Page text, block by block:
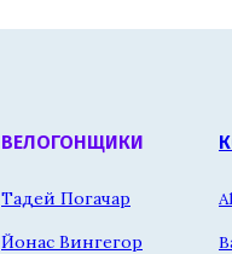
ВЕЛОГОНЩИКИ
Тадей Погачар
Йонас Вингегор